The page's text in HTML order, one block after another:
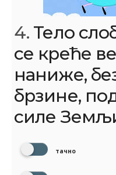
4. Тело
се креће
наниже,
брзине,
силе
тачно